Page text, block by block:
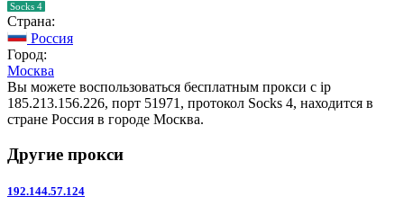
Socks 4
Страна:
Россия
Город:
Москва
Вы можете воспользоваться бесплатным прокси с ip
185.213.156.226, порт 51971, протокол Socks 4, находится в
стране Россия в городе Москва.
Другие прокси
192.144.57.124